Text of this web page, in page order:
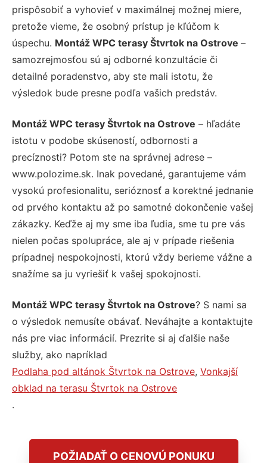
prispôsobiť a vyhovieť v maximálnej možnej miere,
pretože vieme, že osobný prístup je kľúčom k
úspechu. Montáž WPC terasy Štvrtok na Ostrove –
samozrejmosťou sú aj odborné konzultácie či
detailné poradenstvo, aby ste mali istotu, že
výsledok bude presne podľa vašich predstáv.
Montáž WPC terasy Štvrtok na Ostrove – hľadáte
istotu v podobe skúseností, odbornosti a
precíznosti? Potom ste na správnej adrese –
www.polozime.sk. Inak povedané, garantujeme vám
vysokú profesionalitu, serióznosť a korektné jednanie
od prvého kontaktu až po samotné dokončenie vašej
zákazky. Keďže aj my sme iba ľudia, sme tu pre vás
nielen počas spolupráce, ale aj v prípade riešenia
prípadnej nespokojnosti, ktorú vždy berieme vážne a
snažíme sa ju vyriešiť k vašej spokojnosti.
Montáž WPC terasy Štvrtok na Ostrove? S nami sa
o výsledok nemusíte obávať. Neváhajte a kontaktujte
nás pre viac informácií. Prezrite si aj ďalšie naše
služby, ako napríklad
Podlaha pod altánok Štvrtok na Ostrove, Vonkajší
obklad na terasu Štvrtok na Ostrove
.
POŽIADAŤ O CENOVÚ PONUKU